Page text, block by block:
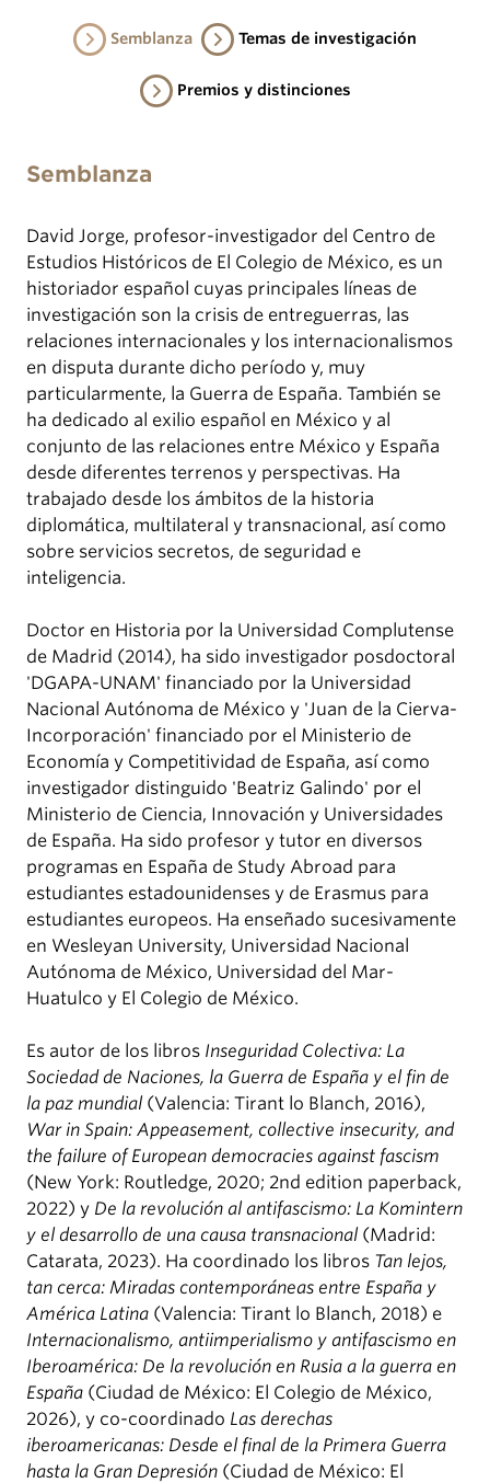
Semblanza Temas de investigación
Premios y distinciones
Semblanza
David Jorge, profesor-investigador del Centro de
Estudios Históricos de El Colegio de México, es un
historiador español cuyas principales líneas de
investigación son la crisis de entreguerras, las
relaciones internacionales y los internacionalismos
en disputa durante dicho período y, muy
particularmente, la Guerra de España. También se
ha dedicado al exilio español en México y al
conjunto de las relaciones entre México y España
desde diferentes terrenos y perspectivas. Ha
trabajado desde los ámbitos de la historia
diplomática, multilateral y transnacional, así como
sobre servicios secretos, de seguridad e
inteligencia.
Doctor en Historia por la Universidad Complutense
de Madrid (2014), ha sido investigador posdoctoral
'DGAPA-UNAM' financiado por la Universidad
Nacional Autónoma de México y 'Juan de la Cierva-
Incorporación' financiado por el Ministerio de
Economía y Competitividad de España, así como
investigador distinguido 'Beatriz Galindo' por el
Ministerio de Ciencia, Innovación y Universidades
de España. Ha sido profesor y tutor en diversos
programas en España de Study Abroad para
estudiantes estadounidenses y de Erasmus para
estudiantes europeos. Ha enseñado sucesivamente
en Wesleyan University, Universidad Nacional
Autónoma de México, Universidad del Mar-
Huatulco y El Colegio de México.
Es autor de los libros Inseguridad Colectiva: La
Sociedad de Naciones, la Guerra de España y el fin de
la paz mundial(Valencia: Tirant lo Blanch, 2016),
War in Spain: Appeasement, collective insecurity, and
the failure of European democracies against fascism
(New York: Routledge, 2020; 2nd edition paperback,
2022) y De la revolución al antifascismo: La Komintern
y el desarrollo de una causa transnacional (Madrid:
Catarata, 2023). Ha coordinado los libros Tan lejos,
tan cerca: Miradas contemporáneas entre España y
América Latina (Valencia: Tirant lo Blanch, 2018) e
Internacionalismo, antiimperialismo y antifascismo en
Iberoamérica: De la revolución en Rusia a la guerra en
España (Ciudad de México: El Colegio de México,
2026), y co-coordinado Las derechas
iberoamericanas: Desde el final de la Primera Guerra
hasta la Gran Depresión (Ciudad de México: El